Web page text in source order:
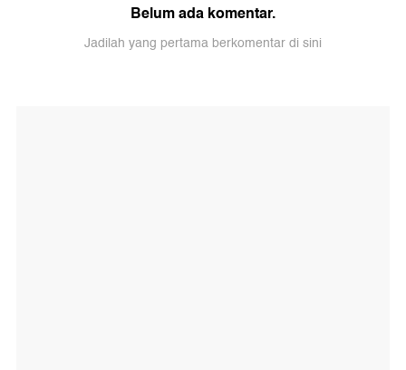
Belum ada komentar.
Jadilah yang pertama berkomentar di sini